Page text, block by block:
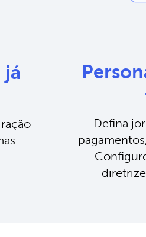
já
Defina